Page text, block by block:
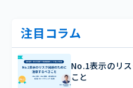
注目コラム
No.1表示のリ
こと